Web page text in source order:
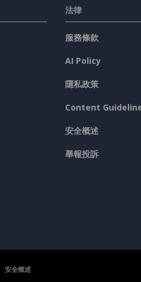
法律
服務條款
AI Policy
隱私政策
Content
安全概述
舉報投訴
安全概述